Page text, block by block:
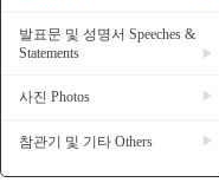
발표문 및 성명서 Speeches &
Statements
▶
사진 Photos ▶
참관기 및 기타 Others ▶